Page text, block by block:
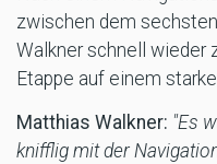
zwischen dem
Walkner schnell wieder
Etappe auf einem
Matthias Walkner: "Es
knifflig mit der